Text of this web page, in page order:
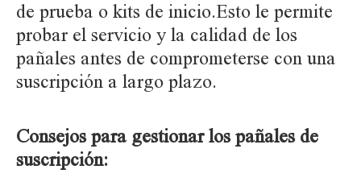
de prueba o kits de inicio.Esto le permite
probar el servicio y la calidad de los
pañales antes de comprometerse con una
suscripción a largo plazo.
Consejos para gestionar los pañales de
suscripción: